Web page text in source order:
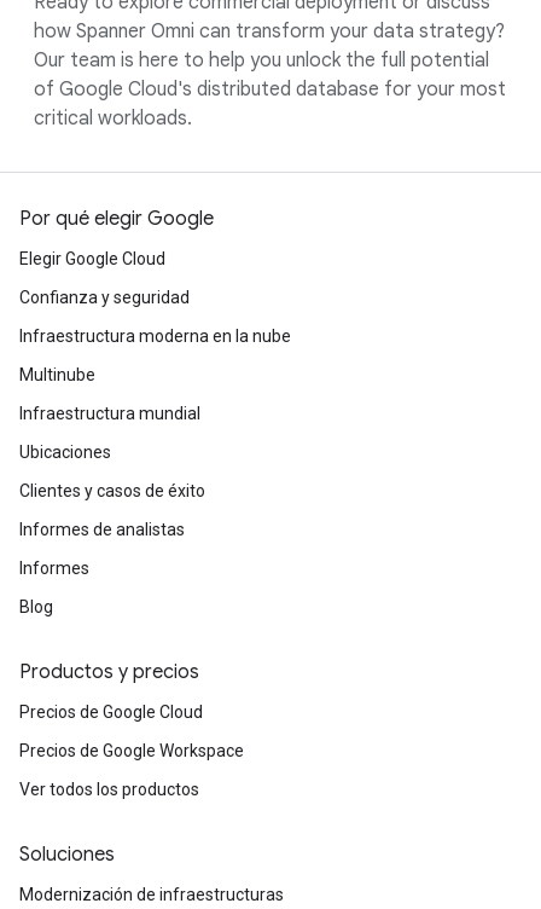
how Spanner Omni can transform your data strategy?
Our team is here to help you unlock the full potential
of Google Cloud's distributed database for your most
critical workloads.
Por qué elegir Google
Elegir Google Cloud
Confianza y seguridad
Infraestructura moderna en la nube
Multinube
Infraestructura mundial
Ubicaciones
Clientes y casos de éxito
Informes de analistas
Informes
Blog
Productos y precios
Precios de Google Cloud
Precios de Google Workspace
Ver todos los productos
Soluciones
Modernización de infraestructuras